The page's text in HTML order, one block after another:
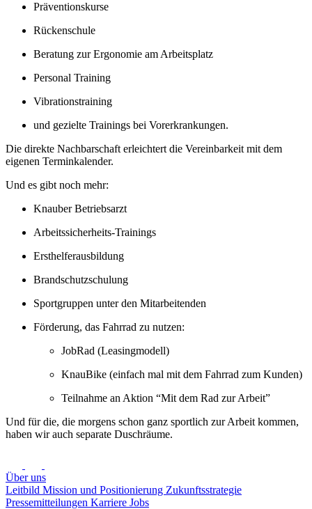
Präventionskurse
Rückenschule
Beratung zur Ergonomie am Arbeitsplatz
Personal Training
Vibrationstraining
und gezielte Trainings bei Vorerkrankungen.
Die direkte Nachbarschaft erleichtert die Vereinbarkeit mit dem
eigenen Terminkalender.
Und es gibt noch mehr:
Knauber Betriebsarzt
Arbeitssicherheits-Trainings
Ersthelferausbildung
Brandschutzschulung
Sportgruppen unter den Mitarbeitenden
Förderung, das Fahrrad zu nutzen:
JobRad (Leasingmodell)
KnauBike (einfach mal mit dem Fahrrad zum Kunden)
Teilnahme an Aktion “Mit dem Rad zur Arbeit”
Und für die, die morgens schon ganz sportlich zur Arbeit kommen,
haben wir auch separate Duschräume.
Über uns
Leitbild Mission und Positionierung Zukunftsstrategie
Pressemitteilungen Karriere Jobs